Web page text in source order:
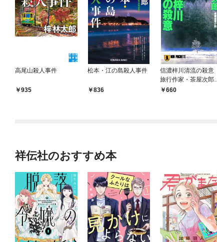
高尾山殺人事件
935
松本・江の島殺人事件
836
信濃梓川清流の殺意
旅行作家・茶屋次郎の
事件簿
660
祥伝社のおすすめ本